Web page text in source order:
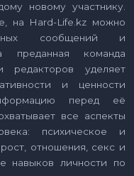
новому участнику.
на Hard-Life.kz можно
сообщений и
преданная команда
редакторов уделяет
и ценности
перед её
все аспекты
психическое и
отношения, секс и
навыков личности по